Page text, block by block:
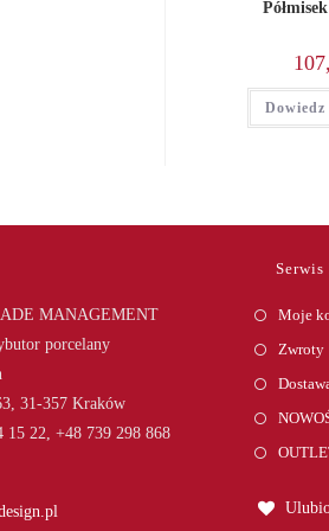
Dowiedz
MANAGEMENT
porcelany
31-357 Kraków
15 22, +48 739 298 868
Moje
Zwroty